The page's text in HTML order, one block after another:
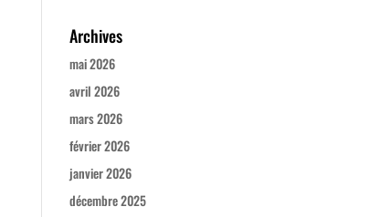
Archives
mai 2026
avril 2026
mars 2026
février 2026
janvier 2026
décembre 2025